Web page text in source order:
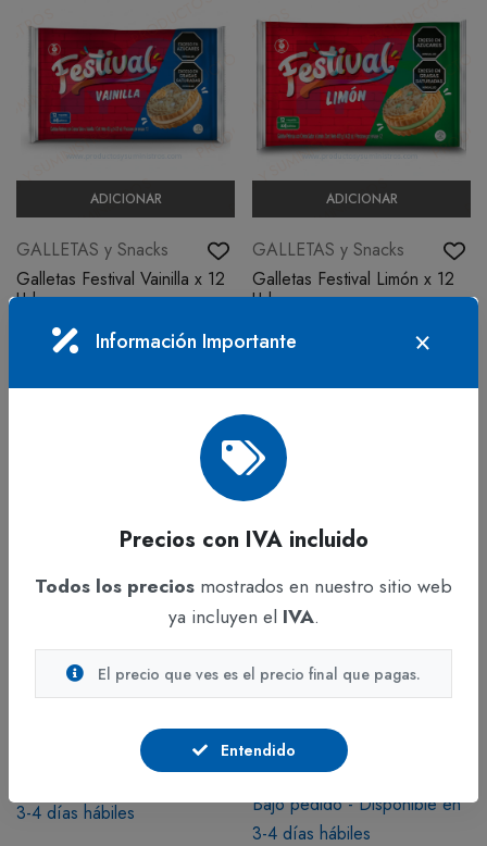
ADICIONAR
GALLETAS y Snacks
Galletas Festival Vainilla x 12
Uds
En stock
ADICIONAR
GALLETAS y Snacks
Galletas Festival Limón x 12
Uds
3-4 días hábiles
ADICIONAR
GALLETAS y Snacks
Harina Pan x 500 g
3-4 días hábiles
ADICIONAR
GALLETAS y Snacks
Harina Blanca Promasa x
500 g
Bajo pedido - Disponible en
3-4 días hábiles
Información Importante
Precios con IVA incluido
Todos los precios mostrados en nuestro sitio web
ya incluyen el IVA.
El precio que ves es el precio final que pagas.
Entendido